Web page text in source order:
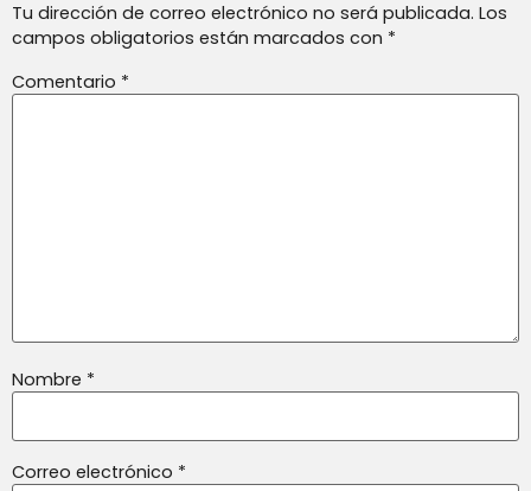
Tu dirección de correo electrónico no será publicada. Los
campos obligatorios están marcados con *
Comentario *
Nombre *
Correo electrónico *